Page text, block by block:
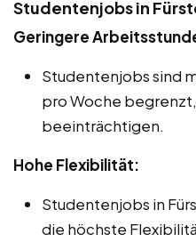
Studentenjobs in
Geringere
Studentenjobs sind
pro Woche
beeinträchtigen.
Hohe Flexibilität:
Studentenjobs in
die höchste